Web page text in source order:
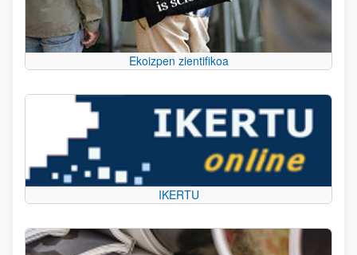
Ekoizpen zientifikoa
IKERTU